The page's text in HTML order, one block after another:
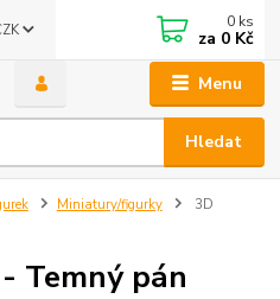
Menu
Hledat
0 ks
za 0 Kč
Miniatury/figurky
3D
Temný pán